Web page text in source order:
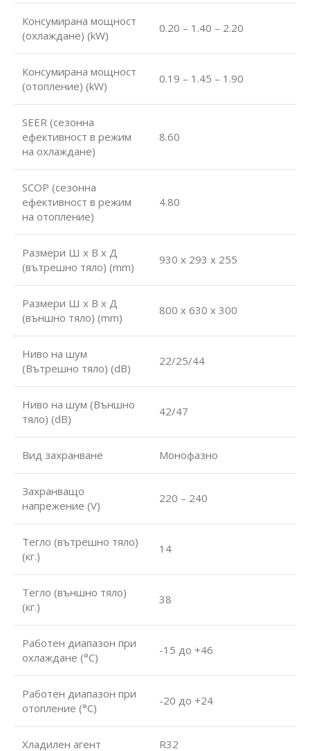
Консумирана мощност
(охлаждане) (kW)
0.20 – 1.40 – 2.20
Консумирана мощност
(отопление) (kW)
0.19 – 1.45 – 1.90
SEER (сезонна
ефективност в режим
на охлаждане)
8.60
SCOP (сезонна
ефективност в режим
на отопление)
4.80
Размери Ш х В х Д
(вътрешно тяло) (mm)
930 х 293 х 255
Размери Ш х В х Д
(външно тяло) (mm)
800 х 630 х 300
Ниво на шум
(Вътрешно тяло) (dB)
22/25/44
Ниво на шум (Външно
тяло) (dB)
42/47
Вид захранване Монофазно
Захранващо
напрежение (V)
220 – 240
Тегло (вътрешно тяло)
(кг.)
14
Тегло (външно тяло)
(кг.)
38
Работен диапазон при
охлаждане (°С)
-15 до +46
Работен диапазон при
отопление (°С)
-20 до +24
Хладилен агент R32